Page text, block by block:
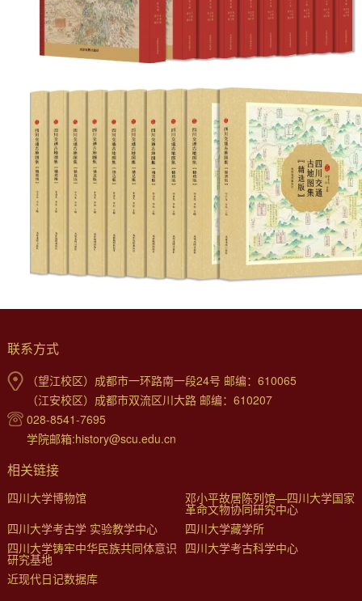
联系方式
（望江校区）成都市一环路南一段24号 邮编：610065
（江安校区）成都市双流区川大路 邮编：610207
028-8541-7695
学院邮箱:history@scu.edu.cn
相关链接
四川大学博物馆 邓小平故居陈列馆—四川大学国家
革命文物协同研究中心
四川大学考古学 实验教学中心
四川大学藏学所
四川大学铸牢中华民族共同体意识
研究基地
四川大学考古科学中心
近现代日记数据库